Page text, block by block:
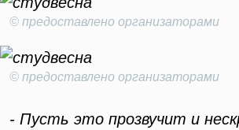
© предоставлено организаторами
© предоставлено организаторами
- Пусть это прозвучит и